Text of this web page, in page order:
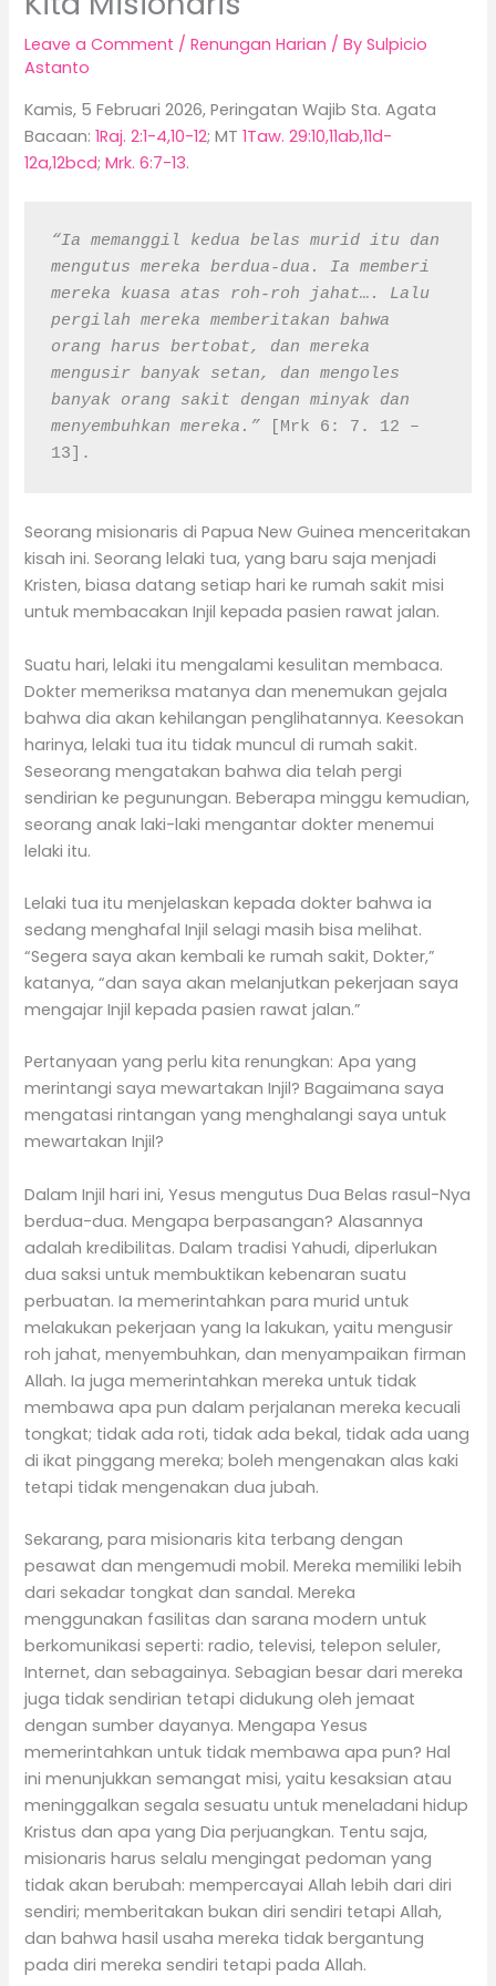
Leave a Comment /Renungan Harian / BySulpicio
Astanto
Kamis, 5 Februari 2026, Peringatan Wajib Sta. Agata
Bacaan:1Raj. 2:1-4,10-12; MT1Taw. 29:10,11ab,11d-
12a,12bcd;Mrk. 6:7-13.
“Ia memanggil kedua belas murid itu dan
mengutus mereka berdua-dua. Ia memberi
mereka kuasa atas roh-roh jahat…. Lalu
pergilah mereka memberitakan bahwa
orang harus bertobat, dan mereka
mengusir banyak setan, dan mengoles
banyak orang sakit dengan minyak dan
menyembuhkan mereka.” [Mrk 6: 7. 12 –
13].
Seorang misionaris di Papua New Guinea menceritakan
kisah ini. Seorang lelaki tua, yang baru saja menjadi
Kristen, biasa datang setiap hari ke rumah sakit misi
untuk membacakan Injil kepada pasien rawat jalan.
Suatu hari, lelaki itu mengalami kesulitan membaca.
Dokter memeriksa matanya dan menemukan gejala
bahwa dia akan kehilangan penglihatannya. Keesokan
harinya, lelaki tua itu tidak muncul di rumah sakit.
Seseorang mengatakan bahwa dia telah pergi
sendirian ke pegunungan. Beberapa minggu kemudian,
seorang anak laki-laki mengantar dokter menemui
lelaki itu.
Lelaki tua itu menjelaskan kepada dokter bahwa ia
sedang menghafal Injil selagi masih bisa melihat.
“Segera saya akan kembali ke rumah sakit, Dokter,”
katanya, “dan saya akan melanjutkan pekerjaan saya
mengajar Injil kepada pasien rawat jalan.”
Pertanyaan yang perlu kita renungkan: Apa yang
merintangi saya mewartakan Injil? Bagaimana saya
mengatasi rintangan yang menghalangi saya untuk
mewartakan Injil?
Dalam Injil hari ini, Yesus mengutus Dua Belas rasul-Nya
berdua-dua. Mengapa berpasangan? Alasannya
adalah kredibilitas. Dalam tradisi Yahudi, diperlukan
dua saksi untuk membuktikan kebenaran suatu
perbuatan. Ia memerintahkan para murid untuk
melakukan pekerjaan yang Ia lakukan, yaitu mengusir
roh jahat, menyembuhkan, dan menyampaikan firman
Allah. Ia juga memerintahkan mereka untuk tidak
membawa apa pun dalam perjalanan mereka kecuali
tongkat; tidak ada roti, tidak ada bekal, tidak ada uang
di ikat pinggang mereka; boleh mengenakan alas kaki
tetapi tidak mengenakan dua jubah.
Sekarang, para misionaris kita terbang dengan
pesawat dan mengemudi mobil. Mereka memiliki lebih
dari sekadar tongkat dan sandal. Mereka
menggunakan fasilitas dan sarana modern untuk
berkomunikasi seperti: radio, televisi, telepon seluler,
Internet, dan sebagainya. Sebagian besar dari mereka
juga tidak sendirian tetapi didukung oleh jemaat
dengan sumber dayanya. Mengapa Yesus
memerintahkan untuk tidak membawa apa pun? Hal
ini menunjukkan semangat misi, yaitu kesaksian atau
meninggalkan segala sesuatu untuk meneladani hidup
Kristus dan apa yang Dia perjuangkan. Tentu saja,
misionaris harus selalu mengingat pedoman yang
tidak akan berubah: mempercayai Allah lebih dari diri
sendiri; memberitakan bukan diri sendiri tetapi Allah,
dan bahwa hasil usaha mereka tidak bergantung
pada diri mereka sendiri tetapi pada Allah.